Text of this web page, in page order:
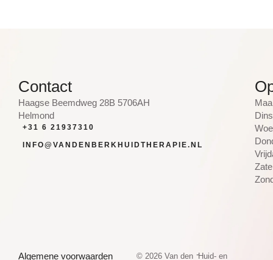
Contact
Haagse Beemdweg 28B 5706AH
Helmond
+31 6 21937310
INFO@VANDENBERKHUIDTHERAPIE.NL
Algemene voorwaarden © 2026 Van den -Huid- en